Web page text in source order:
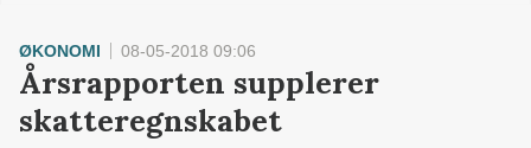
ØKONOMI 08-05-2018 09:06
Årsrapporten supplerer
skatteregnskabet